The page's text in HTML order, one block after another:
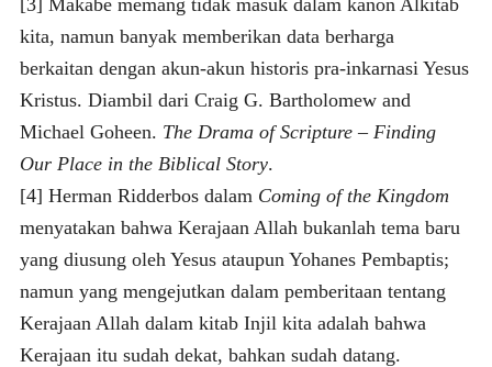
[3] Makabe memang tidak masuk dalam kanon Alkitab
kita, namun banyak memberikan data berharga
berkaitan dengan akun-akun historis pra-inkarnasi Yesus
Kristus. Diambil dari Craig G. Bartholomew and
Michael Goheen. The Drama of Scripture – Finding
Our Place in the Biblical Story.
[4] Herman Ridderbos dalam Coming of the Kingdom
menyatakan bahwa Kerajaan Allah bukanlah tema baru
yang diusung oleh Yesus ataupun Yohanes Pembaptis;
namun yang mengejutkan dalam pemberitaan tentang
Kerajaan Allah dalam kitab Injil kita adalah bahwa
Kerajaan itu sudah dekat, bahkan sudah datang.